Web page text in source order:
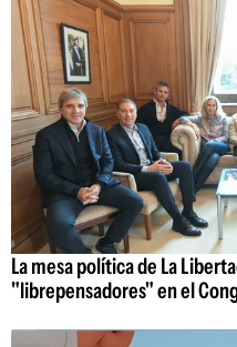
La mesa política de La
"librepensadores" en el